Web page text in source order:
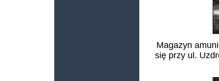
Magazyn
się przy ul.